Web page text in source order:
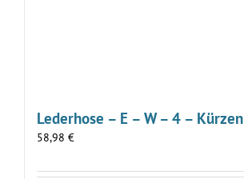
Lederhose – E – W – 4 – Kürzen
58,98 €